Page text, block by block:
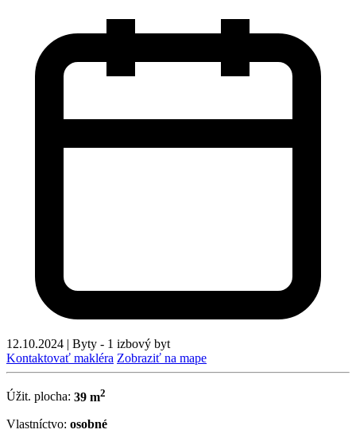
12.10.2024 | Byty - 1 izbový byt
Kontaktovať makléra Zobraziť na mape
Úžit. plocha: 39 m2
Vlastníctvo: osobné